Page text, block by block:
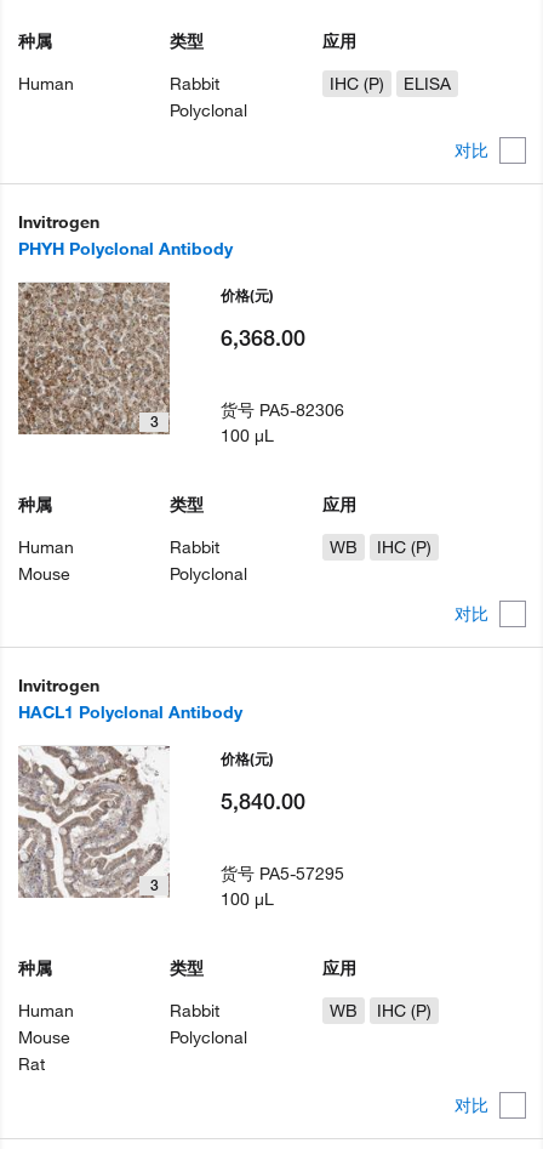
对比
种属
Human
类型
Rabbit
Polyclonal
应用
IHC (P)
ELISA
Invitrogen
PHYH Polyclonal Antibody
对比
3
种属
Human
Mouse
类型
Rabbit
Polyclonal
应用
WB
IHC (P)
价格(元)
6,368.00
货号 PA5-82306
100 µL
Invitrogen
HACL1 Polyclonal Antibody
对比
3
种属
Human
Mouse
Rat
类型
Rabbit
Polyclonal
应用
WB
IHC (P)
价格(元)
5,840.00
货号 PA5-57295
100 µL